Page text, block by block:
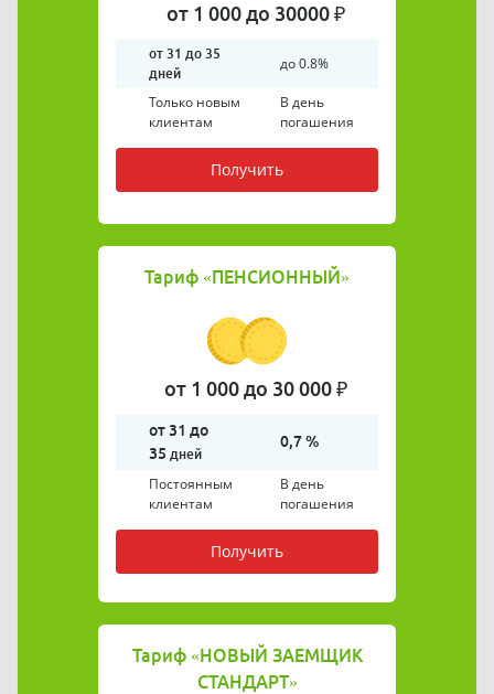
от 1 000 до 30000 ₽
от 31 до 35
дней
до 0.8%
Только новым
клиентам
В день
погашения
Получить
Тариф «ПЕНСИОННЫЙ»
от 1 000 до 30 000 ₽
от 31 до
35 дней
0,7 %
Постоянным
клиентам
В день
погашения
Получить
Тариф «НОВЫЙ ЗАЕМЩИК
СТАНДАРТ»